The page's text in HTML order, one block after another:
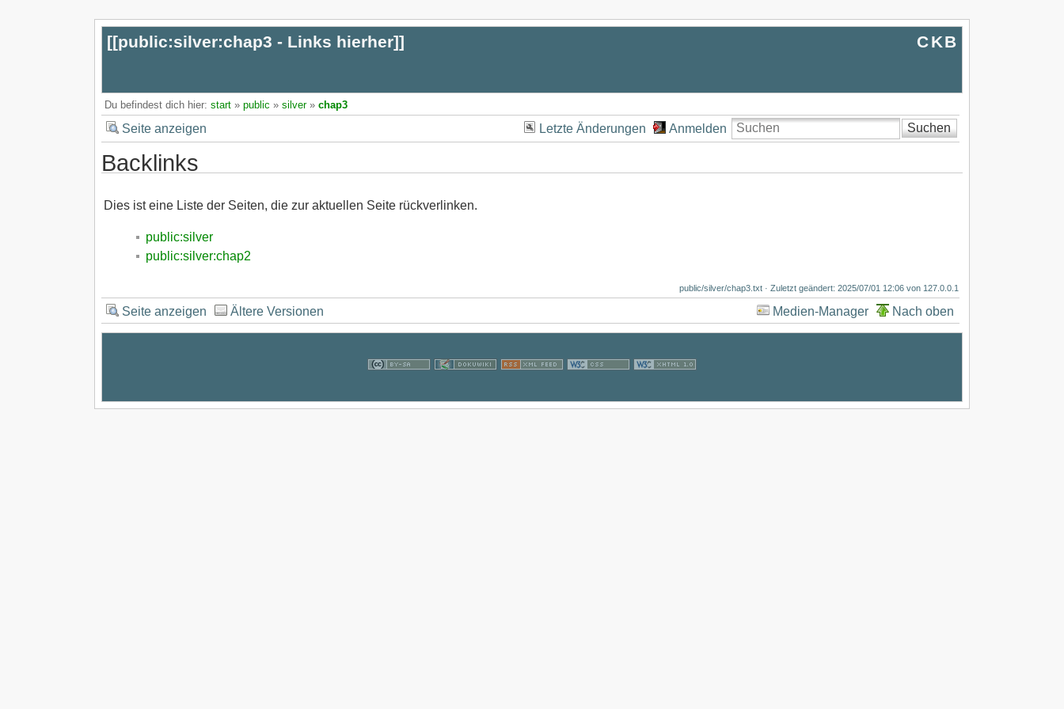
[[public:silver:chap3 - Links hierher]] CKB
Du befindest dich hier: start» public » silver» chap3
Seite anzeigen Letzte Änderungen Anmelden Suchen
Backlinks
Dies ist eine Liste der Seiten, die zur aktuellen Seite rückverlinken.
public:silver
public:silver:chap2
public/silver/chap3.txt· Zuletzt geändert: 2025/07/01 12:06von 127.0.0.1
Seite anzeigen Ältere Versionen Medien-Manager Nach oben